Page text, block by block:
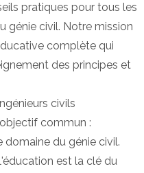
pratiques pour tous les
génie civil. Notre mission
complète qui
des principes et
civils
commun :
du génie civil.
est la clé du